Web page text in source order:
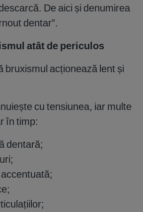
De aici și denumirea
dentar”.
atât de periculos
bruxismul acționează lent și
cu tensiunea, iar multe
în timp:
dentară;